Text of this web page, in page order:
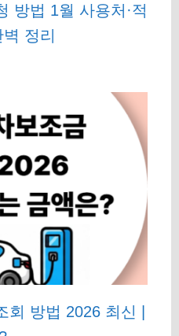
방법 1월 사용처·적
정리
방법 2026 최신 |